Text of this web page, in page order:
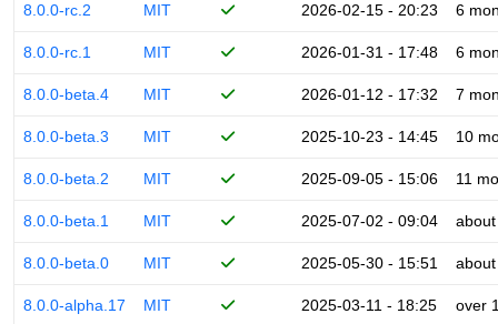
8.0.0-rc.2 MIT 2026-02-15 - 20:23 6
8.0.0-rc.1 MIT 2026-01-31 - 17:48 6
8.0.0-beta.4 MIT 2026-01-12 - 17:32 7
8.0.0-beta.3 MIT 2025-10-23 - 14:45 10
8.0.0-beta.2 MIT 2025-09-05 - 15:06 11
8.0.0-beta.1 MIT 2025-07-02 - 09:04
8.0.0-beta.0 MIT 2025-05-30 - 15:51
8.0.0-alpha.17 MIT 2025-03-11 - 18:25 over